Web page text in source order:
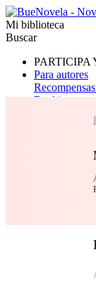
Mi biblioteca
Buscar
PARTICIPA
Para autores
Ranking